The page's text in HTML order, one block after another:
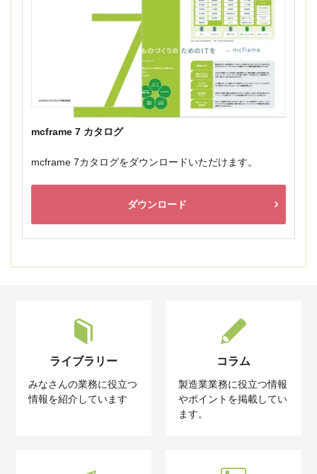
mcframe 7 カタログ
mcframe 7カタログをダウンロードいただけます。
ダウンロード
ライブラリー
みなさんの業務に役立つ
情報を紹介しています
コラム
製造業業務に役立つ情報
やポイントを掲載してい
ます。